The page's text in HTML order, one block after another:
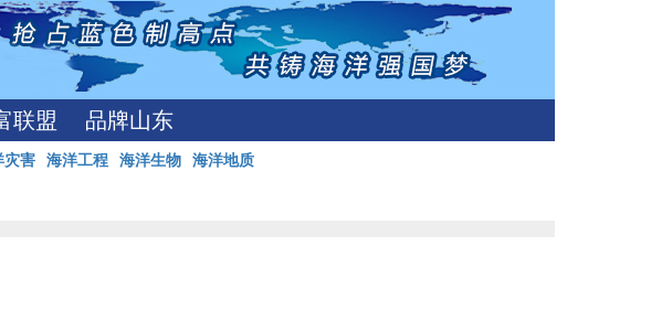
联盟 品牌山东
灾害 海洋工程 海洋生物 海洋地质